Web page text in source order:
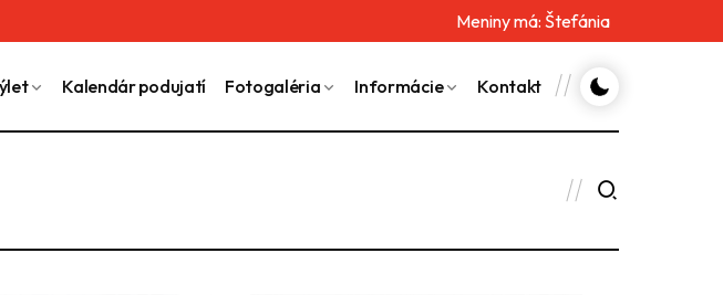
Meniny má: Štefánia
Kalendár podujatí Fotogaléria Informácie Kontakt